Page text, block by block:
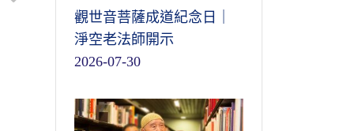
觀世音菩薩成道紀念日｜
淨空老法師開示
2026-07-30